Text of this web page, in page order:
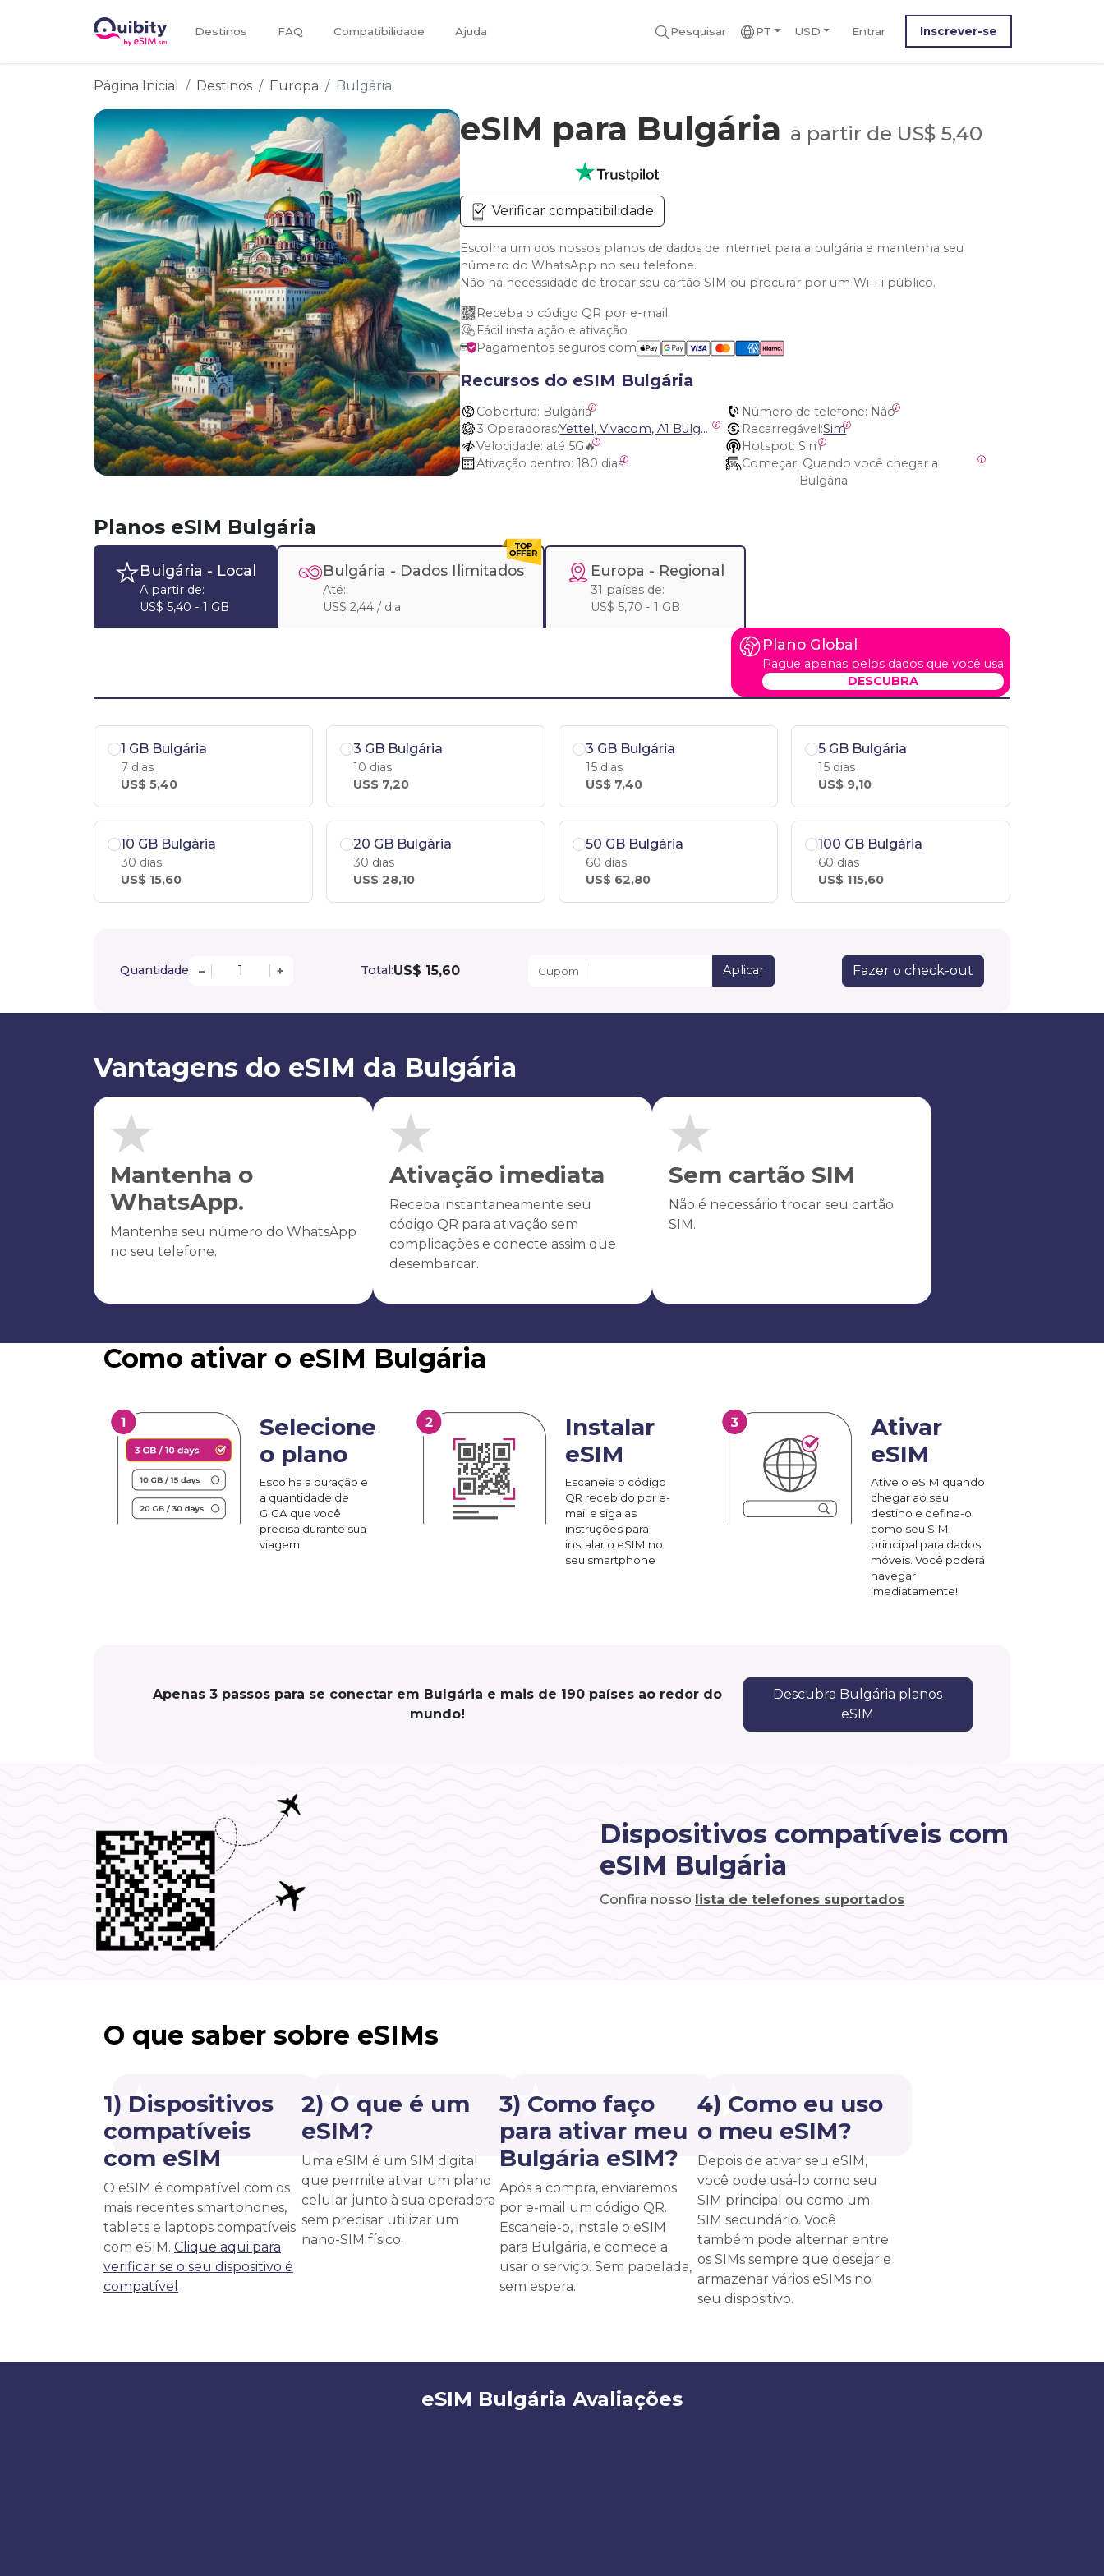
Destinos FAQ Compatibilidade Ajuda Pesquisar PT USD Entrar Inscrever-se
Página Inicial Destinos Europa Bulgária
eSIM para Bulgária a partir de US$ 5,40
Verificar compatibilidade
Escolha um dos nossos planos de dados de internet para a bulgária e mantenha seu
número do WhatsApp no seu telefone.
Não há necessidade de trocar seu cartão SIM ou procurar por um Wi-Fi público.
Receba o código QR por e-mail
Fácil instalação e ativação
Pagamentos seguros com
Recursos do eSIM Bulgária
Cobertura: Bulgária Número de telefone: Não
3 Operadoras:
Yettel, Vivacom, A1 Bulgeria Recarregável:Sim
Velocidade: até 5G🔥 Hotspot: Sim
Ativação dentro: 180 dias Começar:
Bulgária
Planos eSIM Bulgária
Bulgária - Local
A partir de:
US$ 5,40 - 1 GB
Bulgária - Dados Ilimitados
Até:
US$ 2,44 / dia
Europa - Regional
31 países de:
US$ 5,70 - 1 GB
Plano Global
Pague apenas pelos dados que você usa
DESCUBRA
1 GB Bulgária
7 dias
US$ 5,40
3 GB Bulgária
10 dias
US$ 7,20
3 GB Bulgária
15 dias
US$ 7,40
5 GB Bulgária
15 dias
US$ 9,10
10 GB Bulgária
30 dias
US$ 15,60
20 GB Bulgária
30 dias
US$ 28,10
50 GB Bulgária
60 dias
US$ 62,80
100 GB Bulgária
60 dias
US$ 115,60
Quantidade – + Total:US$ 15,60 Cupom Aplicar Fazer o check-out
Vantagens do eSIM da Bulgária
Mantenha o
WhatsApp.
Mantenha seu número do WhatsApp
no seu telefone.
Ativação imediata
Receba instantaneamente seu
código QR para ativação sem
complicações e conecte assim que
desembarcar.
Sem cartão SIM
Não é necessário trocar seu cartão
SIM.
Como ativar o eSIM Bulgária
Selecione
o plano
Escolha a duração e
a quantidade de
GIGA que você
precisa durante sua
viagem
Instalar
eSIM
Escaneie o código
QR recebido por e-
mail e siga as
instruções para
instalar o eSIM no
seu smartphone
Ativar
eSIM
Ative o eSIM quando
chegar ao seu
destino e defina-o
como seu SIM
principal para dados
móveis. Você poderá
navegar
imediatamente!
Apenas 3 passos para se conectar em Bulgária e mais de 190 países ao redor do
mundo!
Descubra Bulgária planos
eSIM
Dispositivos compatíveis com
eSIM Bulgária
Confira nosso lista de telefones suportados
O que saber sobre eSIMs
1) Dispositivos
compatíveis
com eSIM
O eSIM é compatível com os
mais recentes smartphones,
tablets e laptops compatíveis
com eSIM. Clique aqui para
verificar se o seu dispositivo é
compatível
2) O que é um
eSIM?
Uma eSIM é um SIM digital
que permite ativar um plano
celular junto à sua operadora
sem precisar utilizar um
nano-SIM físico.
3) Como faço
para ativar meu
Bulgária eSIM?
Após a compra, enviaremos
por e-mail um código QR.
Escaneie-o, instale o eSIM
para Bulgária, e comece a
usar o serviço. Sem papelada,
sem espera.
4) Como eu uso
o meu eSIM?
Depois de ativar seu eSIM,
você pode usá-lo como seu
SIM principal ou como um
SIM secundário. Você
também pode alternar entre
os SIMs sempre que desejar e
armazenar vários eSIMs no
seu dispositivo.
eSIM Bulgária Avaliações